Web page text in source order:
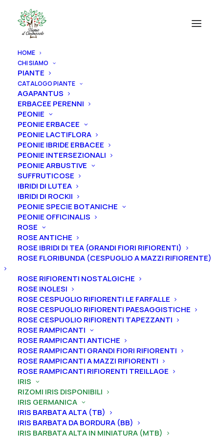
HOME
CHI SIAMO
PIANTE
CATALOGO PIANTE
AGAPANTUS
ERBACEE PERENNI
PEONIE
PEONIE ERBACEE
PEONIE LACTIFLORA
PEONIE IBRIDE ERBACEE
PEONIE INTERSEZIONALI
PEONIE ARBUSTIVE
SUFFRUTICOSE
IBRIDI DI LUTEA
IBRIDI DI ROCKII
PEONIE SPECIE BOTANICHE
PEONIE OFFICINALIS
ROSE
ROSE ANTICHE
ROSE IBRIDI DI TEA (GRANDI FIORI RIFIORENTI)
ROSE FLORIBUNDA (CESPUGLIO A MAZZI RIFIORENTE)
ROSE RIFIORENTI NOSTALGICHE
ROSE INGLESI
ROSE CESPUGLIO RIFIORENTI LE FARFALLE
ROSE CESPUGLIO RIFIORENTI PAESAGGISTICHE
ROSE CESPUGLIO RIFIORENTI TAPEZZANTI
ROSE RAMPICANTI
ROSE RAMPICANTI ANTICHE
ROSE RAMPICANTI GRANDI FIORI RIFIORENTI
ROSE RAMPICANTI A MAZZI RIFIORENTI
ROSE RAMPICANTI RIFIORENTI TREILLAGE
IRIS
RIZOMI IRIS DISPONIBILI
IRIS GERMANICA
IRIS BARBATA ALTA (TB)
IRIS BARBATA DA BORDURA (BB)
IRIS BARBATA ALTA IN MINIATURA (MTB)
Home Iris
Iris germanica
Iris barbata alta in miniatura (MTB)
Iris germanica “Arena Adentro”
Iris germanica “Arena
Adentro”
From7,00€
L’iris germanica “Arena Adentro” ha vessilli bianco
crema con bordi marrone chiaro, completamente
piegati con macchie rosa-viola; filamenti dello stilo
rosa-rosso chiaro, arancione chiaro con macchie